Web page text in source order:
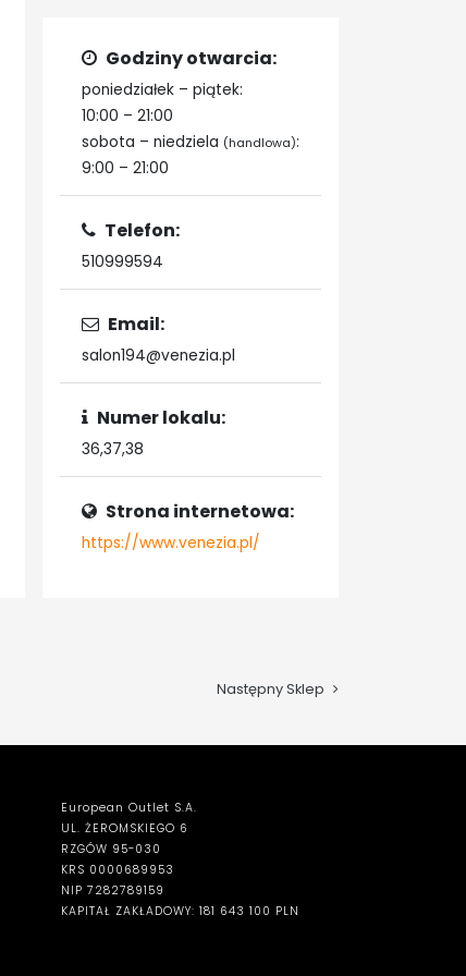
Godziny otwarcia:
poniedziałek – piątek:
10:00 – 21:00
sobota – niedziela (handlowa):
9:00 – 21:00
Telefon:
510999594
Email:
salon194@venezia.pl
Numer lokalu:
36,37,38
Strona internetowa:
https://www.venezia.pl/
Następny Sklep
European Outlet S.A.
UL. ŻEROMSKIEGO 6
RZGÓW 95-030
KRS 0000689953
NIP 7282789159
KAPITAŁ ZAKŁADOWY: 181 643 100 PLN